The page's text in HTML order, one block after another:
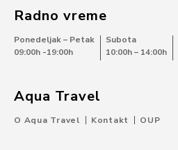
Radno vreme
Ponedeljak – Petak
09:00h -19:00h
Subota
10:00h – 14:00h
Aqua Travel
O Aqua Travel Kontakt OUP